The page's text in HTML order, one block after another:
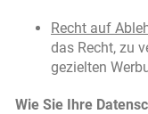
Recht auf
das Recht, zu
gezielten
Wie Sie Ihre